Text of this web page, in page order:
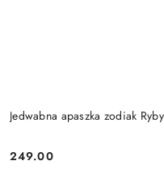
Jedwabna apaszka zodiak
Cena:
249.00